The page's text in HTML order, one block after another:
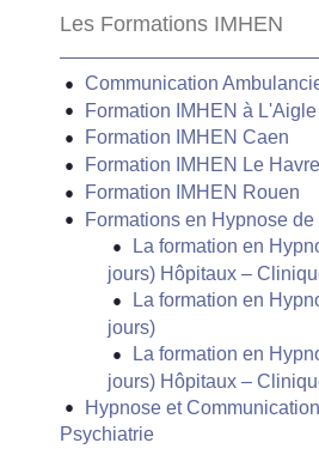
Les Formations IMHEN
Communication
Formation IMHEN à L'Aigle
Formation IMHEN Caen
Formation IMHEN Le Havre
Formation IMHEN Rouen
Formations en Hypnose
La formation en
jours) Hôpitaux –
La formation en
jours)
La formation en
jours) Hôpitaux –
Hypnose et
Psychiatrie